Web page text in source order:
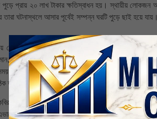
পুড়ে প্রায় ২০ লাখ টাকার ক্ষতিস্বাধন হয়। স্থায়ীয় লোকজন
তারা ঘটনাস্থলে আসার পূর্বেই সম্পন্ন ঘরটি পুড়ে ছাই হয়ে
মোরেলগঞ্জ-শরণখোলা বিএনপির প্রার্থী সোমনাথ দে, জেলা
চিংড়াখালী ইউনিয়ন বিএনপির সভাপতি মাষ্টার আব্দুস
বিএনপি নেতা সোমনাথ দে বলেন, ক্ষতিগ্রস্ত পরিবারের
তদন্তপূর্বক অপরাদের সাথে জড়িতদের বিচারের দাবি জানান
শিকদার, তোহিদুল ইসলাম, ক্ষতিগ্রস্তের মেয়ে সাবিনা
পুড়িয়ে পথে বসাবে পরিবারকে এ কেমন শত্রুতা। আমরা